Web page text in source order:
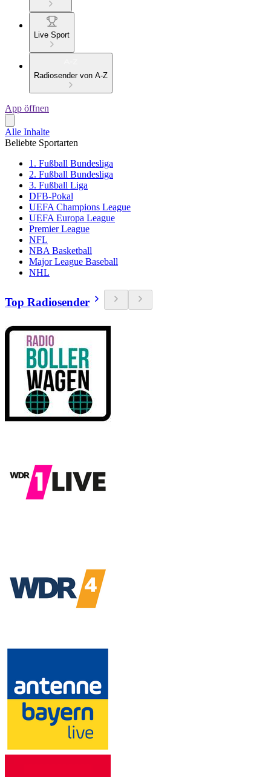
Live Sport
Radiosender von A-Z
App öffnen
Alle Inhalte
Beliebte Sportarten
1. Fußball Bundesliga
2. Fußball Bundesliga
3. Fußball Liga
DFB-Pokal
UEFA Champions League
UEFA Europa League
Premier League
NFL
NBA Basketball
Major League Baseball
NHL
Top Radiosender